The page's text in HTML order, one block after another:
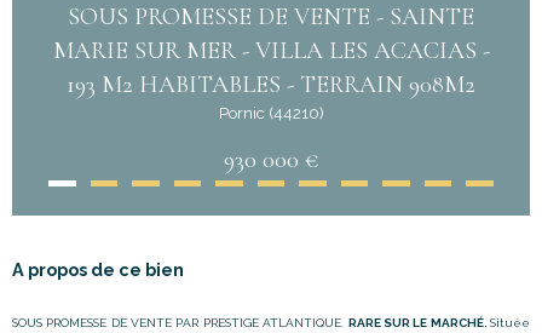
SOUS PROMESSE DE VENTE - SAINTE
MARIE SUR MER - VILLA LES ACACIAS -
193 M2 HABITABLES - TERRAIN 908M2
Pornic (44210)
930 000 €
A propos de ce bien
SOUS PROMESSE DE VENTE PAR PRESTIGE ATLANTIQUE. RARE SUR LE MARCHÉ.Située